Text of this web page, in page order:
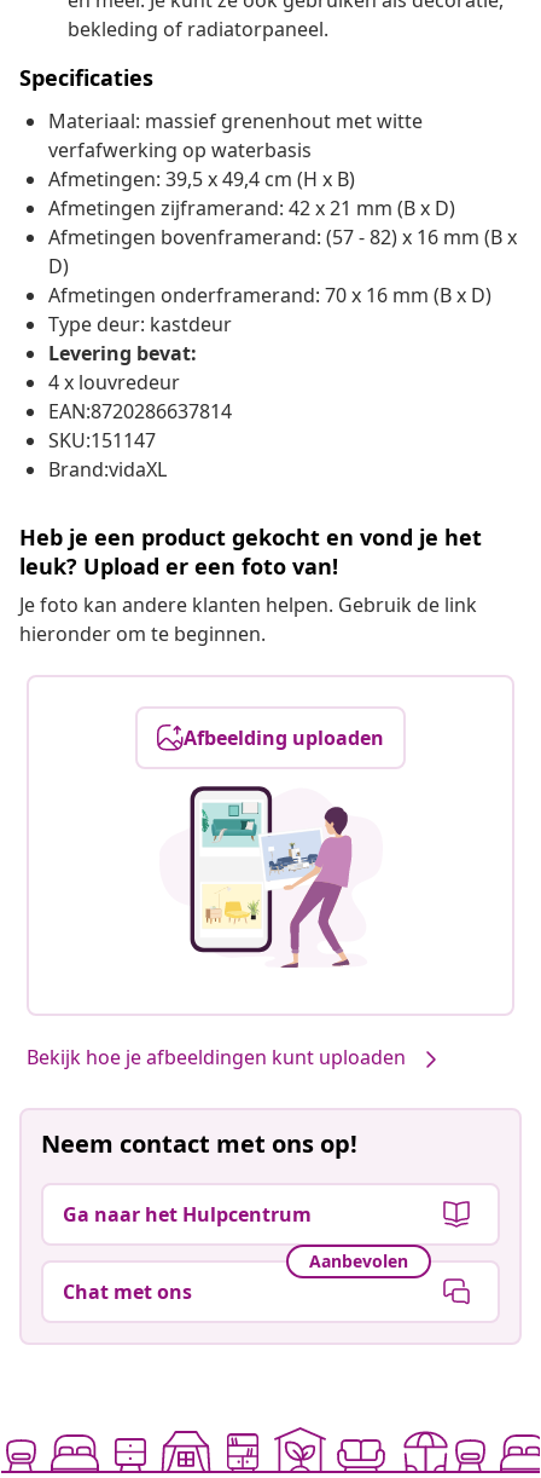
bekleding of radiatorpaneel.
Specificaties
Materiaal: massief grenenhout met witte
verfafwerking op waterbasis
Afmetingen: 39,5 x 49,4 cm (H x B)
Afmetingen zijframerand: 42 x 21 mm (B x D)
Afmetingen bovenframerand: (57 - 82) x 16 mm (B x
D)
Afmetingen onderframerand: 70 x 16 mm (B x D)
Type deur: kastdeur
Levering bevat:
4 x louvredeur
EAN:8720286637814
SKU:151147
Brand:vidaXL
Heb je een product gekocht en vond je het
leuk? Upload er een foto van!
Je foto kan andere klanten helpen. Gebruik de link
hieronder om te beginnen.
Afbeelding uploaden
Bekijk hoe je afbeeldingen kunt uploaden
Neem contact met ons op!
Ga naar het Hulpcentrum
Aanbevolen
Chat met ons